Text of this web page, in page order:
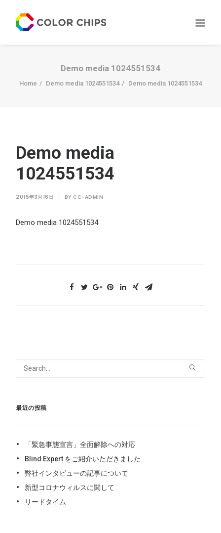
サービス
ニュース
Demo media 1024551534
Home Demo media 1024551534 Demo media 1024551534
Demo media
1024551534
2015年3月16日 | BY CC-ADMIN
Demo media 1024551534
最近の投稿
「緊急事態宣言」全面解除への対応
Blind Expert をご紹介いただきました
弊社インタビューの記事について
新型コロナウィルスに関して
リードタイム